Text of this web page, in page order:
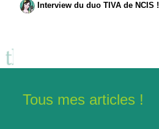
Interview du duo TIVA de NCIS !
Tous mes articles !